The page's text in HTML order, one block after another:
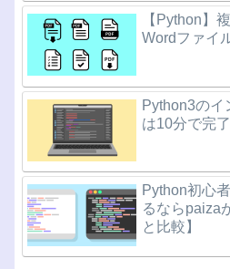
【Python】
Wordファイ
Python3のイ
は10分で完了
Python初心
るならpaiza
と比較】